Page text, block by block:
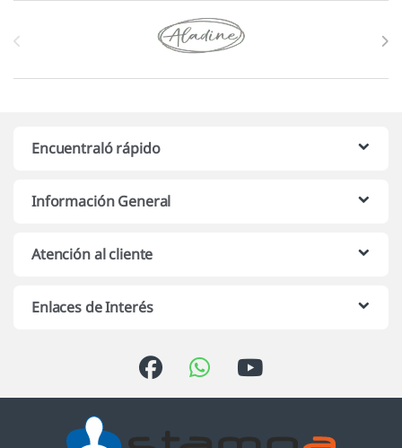
Marcas De Carrusel
Encuentraló rápido
Información General
Atención al cliente
Enlaces de Interés